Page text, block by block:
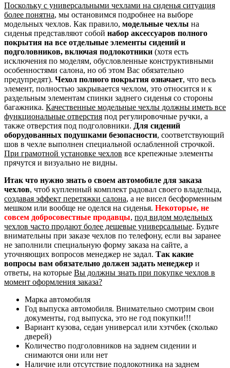
Поскольку с универсальными чехлами на сиденья ситуация
более понятна, мы остановимся подробнее на выборе
модельных чехлов. Как правило, модельные чехлы на
сиденья представляют собой набор аксессуаров полного
покрытия на все отдельные элементы сидений и
подголовников, включая подлокотники (хотя есть
исключения по моделям, обусловленные конструктивными
особенностями салона, но об этом Вас обязательно
предупредят). Чехол полного покрытия означает, что весь
элемент, полностью закрывается чехлом, это относится и к
раздельным элементам спинки заднего сиденья со стороны
багажника. Качественные модельные чехлы должны иметь все
функциональные отверстия под регулировочные ручки, а
также отверстия под подголовники. Для сидений
оборудованных подушками безопасности, соответствующий
шов в чехле выполнен специальной ослабленной строчкой.
При грамотной установке чехлов все крепежные элементы
прячутся и визуально не видны.
Итак что нужно знать о своем автомобиле для заказа
чехлов, чтоб купленный комплект радовал своего владельца,
создавая эффект перетяжки салона, а не висел бесформенным
мешком или вообще не оделся на сиденья. Некоторые, не
совсем добросовестные продавцы, под видом модельных
чехлов часто продают более дешевые универсальные. Будьте
внимательны при заказе чехлов по телефону, если вы заранее
не заполнили специальную форму заказа на сайте, а
уточняющих вопросов менеджер не задал. Так какие
вопросы вам обязательно должен задать менеджер и
ответы, на которые Вы должны знать при покупке чехлов в
момент оформления заказа?
Марка автомобиля
Год выпуска автомобиля. Внимательно смотрим свои
документы, год выпуска, это не год покупки!!!
Вариант кузова, седан универсал или хэтчбек (сколько
дверей)
Количество подголовников на заднем сидении и
снимаются они или нет
Наличие или отсутствие подлокотника на заднем